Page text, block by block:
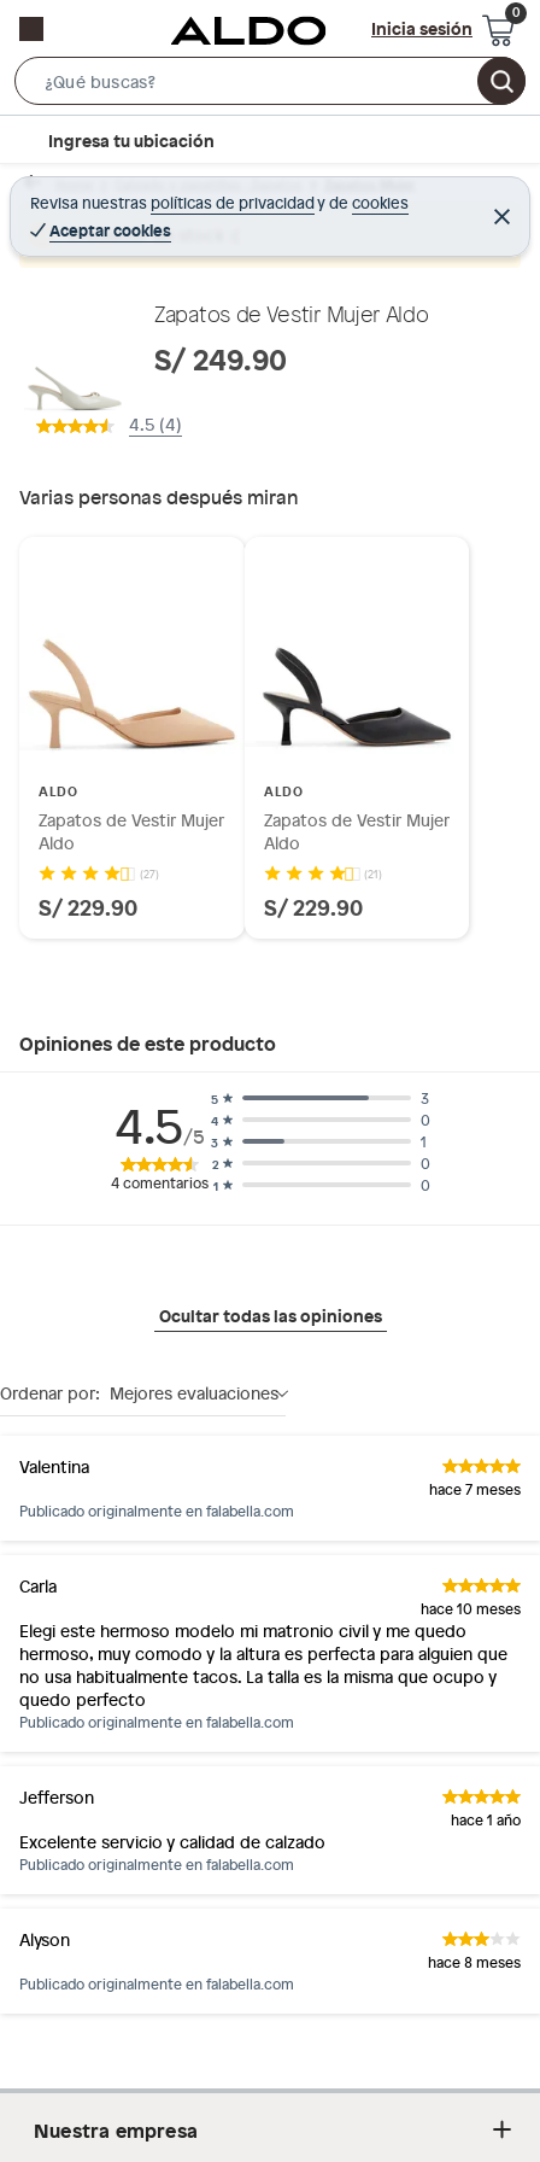
Inicia sesión
e
r
c
B
r
c
t
n
Ingresa tu ubicación
Revisa nuestras políticas de privacidadyde cookies
Aceptar cookies
C
e
r
Home Calzado y zapatillas - Zapatos Zapatos Mujer
Producto sin stock :(
Zapatos de Vestir Mujer Aldo
S/ 249.90
4.5 (4)
Varias personas después miran
ALDO
Zapatos de Vestir Mujer
Aldo
(27)
S/ 229.90
ALDO
Zapatos de Vestir Mujer
Aldo
(21)
S/ 229.90
Opiniones de este producto
4.5/5
4 comentarios 1 0
2 0
3 1
4 0
5 3
Ocultar todas las opiniones
Ordenar por: Mejores evaluaciones
Valentina
hace 7 meses
Publicado originalmente enfalabella.com
Carla
hace 10 meses
Elegi este hermoso modelo mi matronio civil y me quedo
hermoso, muy comodo y la altura es perfecta para alguien que
no usa habitualmente tacos. La talla es la misma que ocupo y
quedo perfecto
Publicado originalmente enfalabella.com
Jefferson
hace 1 año
Excelente servicio y calidad de calzado
Publicado originalmente enfalabella.com
Alyson
hace 8 meses
Publicado originalmente enfalabella.com
Nuestra empresa